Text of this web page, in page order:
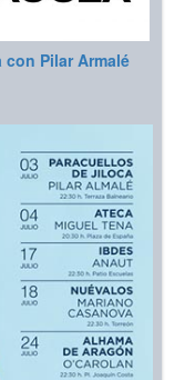
con Pilar Armalé